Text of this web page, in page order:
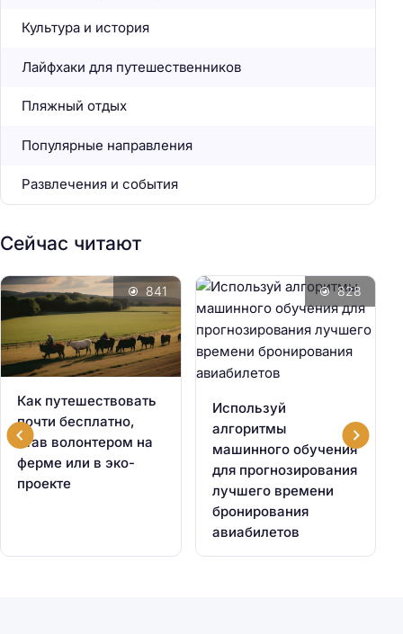
Культура и история
Лайфхаки для путешественников
Пляжный отдых
Популярные направления
Развлечения и события
Сейчас читают
Как путешествовать
почти бесплатно,
став волонтером на
ферме или в эко-
проекте
841
Используй
алгоритмы
машинного обучения
для прогнозирования
лучшего времени
бронирования
авиабилетов
828